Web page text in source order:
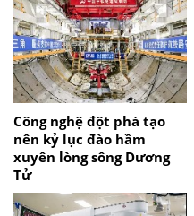
Công nghệ đột phá tạo
nên kỷ lục đào hầm
xuyên lòng sông Dương
Tử